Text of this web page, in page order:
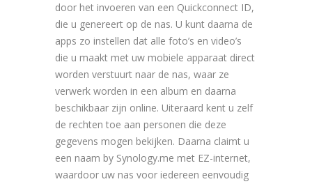
door het invoeren van een Quickconnect ID,
die u genereert op de nas. U kunt daarna de
apps zo instellen dat alle foto’s en video’s
die u maakt met uw mobiele apparaat direct
worden verstuurt naar de nas, waar ze
verwerk worden in een album en daarna
beschikbaar zijn online. Uiteraard kent u zelf
de rechten toe aan personen die deze
gegevens mogen bekijken. Daarna claimt u
een naam by Synology.me met EZ-internet,
waardoor uw nas voor iedereen eenvoudig